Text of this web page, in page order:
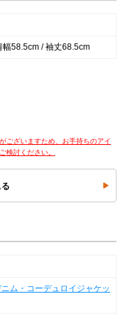
58.5cm / 袖丈68.5cm
ございますため、お手持ちのアイ
検討ください。
ム・コーデュロイジャケッ